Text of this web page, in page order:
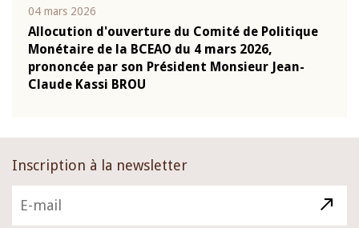
04 mars 2026
Allocution d'ouverture du Comité de Politique
Monétaire de la BCEAO du 4 mars 2026,
prononcée par son Président Monsieur Jean-
Claude Kassi BROU
Inscription à la newsletter